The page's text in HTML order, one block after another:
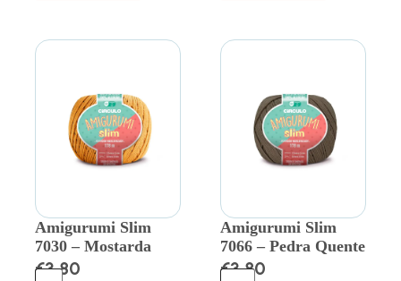
Amigurumi Slim
7030 – Mostarda
€3.80
Amigurumi Slim
7066 – Pedra Quente
€3.80